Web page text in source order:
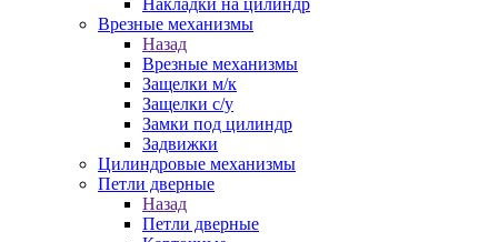
Накладки на цилиндр
Врезные механизмы
Назад
Врезные механизмы
Защелки м/к
Защелки с/у
Замки под цилиндр
Задвижки
Цилиндровые механизмы
Петли дверные
Назад
Петли дверные